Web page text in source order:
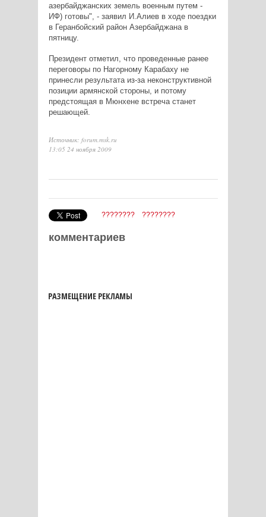
азербайджанских земель военным путем -
ИФ) готовы", - заявил И.Алиев в ходе поездки
в Геранбойский район Азербайджана в
пятницу.
Президент отметил, что проведенные ранее
переговоры по Нагорному Карабаху не
принесли результата из-за неконструктивной
позиции армянской стороны, и потому
предстоящая в Мюнхене встреча станет
решающей.
Источник: forum.msk.ru
13:05 24 ноября 2009
???????? ????????
комментариев
РАЗМЕЩЕНИЕ РЕКЛАМЫ